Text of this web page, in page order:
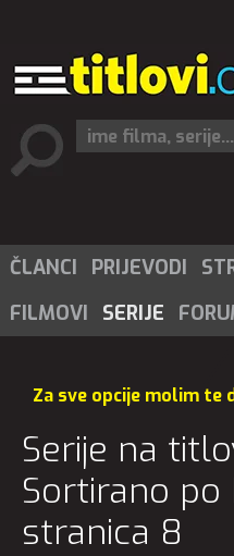
ČLANCI PRIJEVODI
FILMOVI
SERIJE
Za sve opcije molim te
Serije na
Sortirano po
stranica 8